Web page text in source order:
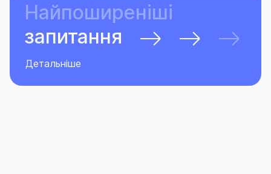
Найпоширеніші
запитання
Детальніше